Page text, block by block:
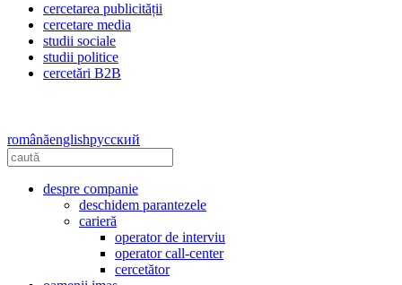
cercetarea publicității
cercetare media
studii sociale
studii politice
cercetări B2B
românăenglishрусский
despre companie
deschidem parantezele
carieră
operator de interviu
operator call-center
cercetător